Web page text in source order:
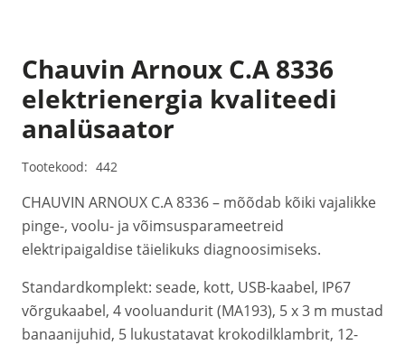
Chauvin Arnoux C.A 8336
elektrienergia kvaliteedi
analüsaator
Tootekood: 442
CHAUVIN ARNOUX C.A 8336 – mõõdab kõiki vajalikke
pinge-, voolu- ja võimsusparameetreid
elektripaigaldise täielikuks diagnoosimiseks.
Standardkomplekt: seade, kott, USB-kaabel, IP67
võrgukaabel, 4 vooluandurit (MA193), 5 x 3 m mustad
banaanijuhid, 5 lukustatavat krokodilklambrit, 12-